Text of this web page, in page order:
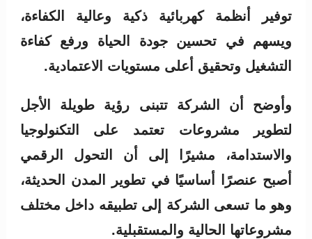
توفير أنظمة كهربائية ذكية وعالية الكفاءة،
ويسهم في تحسين جودة الحياة ورفع كفاءة
التشغيل وتحقيق أعلى مستويات الاعتمادية.
وأوضح أن الشركة تتبنى رؤية طويلة الأجل
لتطوير مشروعات تعتمد على التكنولوجيا
والاستدامة، مشيرًا إلى أن التحول الرقمي
أصبح عنصرًا أساسيًا في تطوير المدن الحديثة،
وهو ما تسعى الشركة إلى تطبيقه داخل مختلف
مشروعاتها الحالية والمستقبلية.